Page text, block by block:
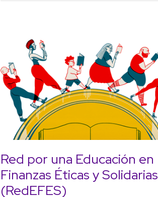
Red por una Educación en
Finanzas Éticas y Solidarias
(RedEFES)